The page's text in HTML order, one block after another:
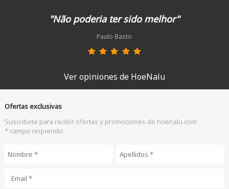
"Não poderia ter sido melhor"
Paulo Basto
Ver opiniones de HoeNalu
Ofertas exclusivas
Suscribete para recibir ofertas y promociones de hoenalu.com
* campo requerido